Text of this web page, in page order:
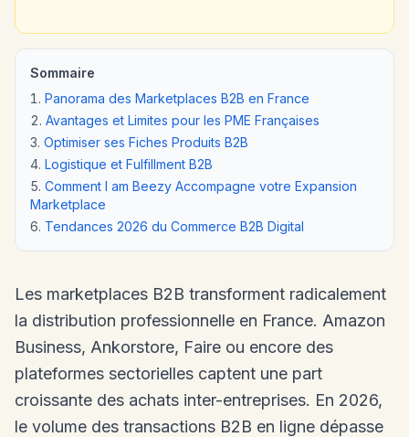
Sommaire
Panorama des Marketplaces B2B en France
Avantages et Limites pour les PME Françaises
Optimiser ses Fiches Produits B2B
Logistique et Fulfillment B2B
Comment I am Beezy Accompagne votre Expansion
Marketplace
Tendances 2026 du Commerce B2B Digital
Les marketplaces B2B transforment radicalement
la distribution professionnelle en France. Amazon
Business, Ankorstore, Faire ou encore des
plateformes sectorielles captent une part
croissante des achats inter-entreprises. En 2026,
le volume des transactions B2B en ligne dépasse